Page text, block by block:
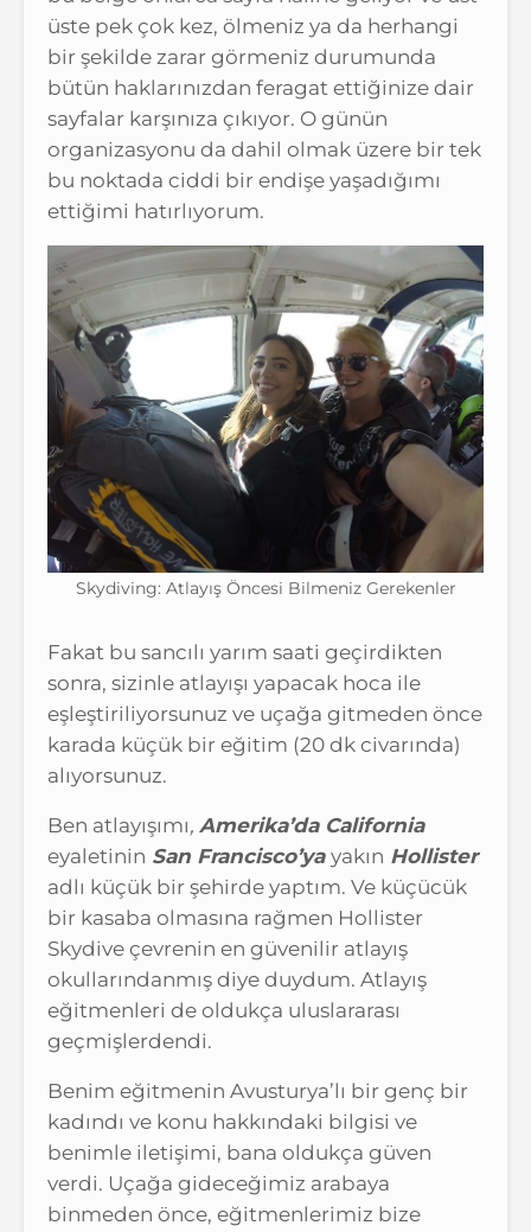
üste pek çok kez, ölmeniz ya da herhangi
bir şekilde zarar görmeniz durumunda
bütün haklarınızdan feragat ettiğinize dair
sayfalar karşınıza çıkıyor. O günün
organizasyonu da dahil olmak üzere bir tek
bu noktada ciddi bir endişe yaşadığımı
ettiğimi hatırlıyorum.
Skydiving: Atlayış Öncesi Bilmeniz Gerekenler
Fakat bu sancılı yarım saati geçirdikten
sonra, sizinle atlayışı yapacak hoca ile
eşleştiriliyorsunuz ve uçağa gitmeden önce
karada küçük bir eğitim (20 dk civarında)
alıyorsunuz.
Ben atlayışımı, Amerika’da California
eyaletinin San Francisco’ya yakın Hollister
adlı küçük bir şehirde yaptım. Ve küçücük
bir kasaba olmasına rağmen Hollister
Skydive çevrenin en güvenilir atlayış
okullarındanmış diye duydum. Atlayış
eğitmenleri de oldukça uluslararası
geçmişlerdendi.
Benim eğitmenin Avusturya’lı bir genç bir
kadındı ve konu hakkındaki bilgisi ve
benimle iletişimi, bana oldukça güven
verdi. Uçağa gideceğimiz arabaya
binmeden önce, eğitmenlerimiz bize